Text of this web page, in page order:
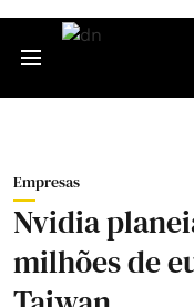
Empresas
Nvidia
milhões de